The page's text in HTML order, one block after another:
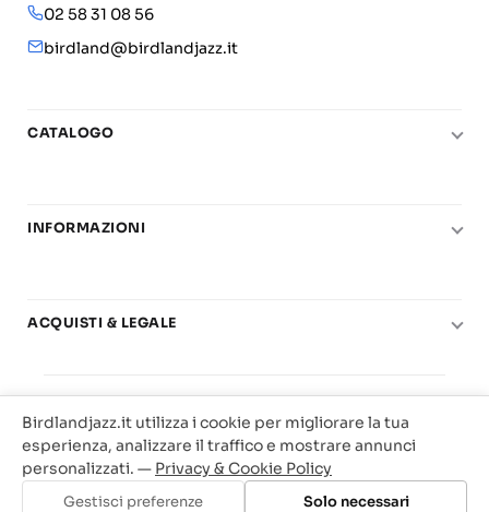
Aggiungi al carrello
02 58 31 08 56
birdland@birdlandjazz.it
CATALOGO
Chitarra
Basi play-along
Offerte
INFORMAZIONI
Carta del Docente
ACQUISTI & LEGALE
Privacy & Cookie
Traccia il tuo ordine
Birdland Milano. P.Iva 12093700156
Web Agency Milano
Birdlandjazz.it utilizza i cookie per migliorare la tua
esperienza, analizzare il traffico e mostrare annunci
personalizzati. — Privacy & Cookie Policy
Gestisci preferenze Solo necessari